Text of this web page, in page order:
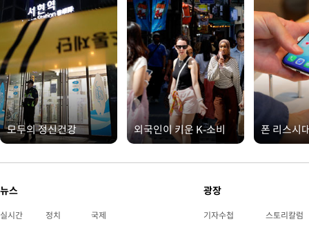
모두의 정신건강 외국인이 키운 K-소비 폰 리스시
뉴스
실시간 정치 국제
광장
기자수첩 스토리칼럼